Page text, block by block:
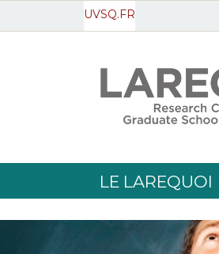
UVSQ.FR
LE LAREQUOI